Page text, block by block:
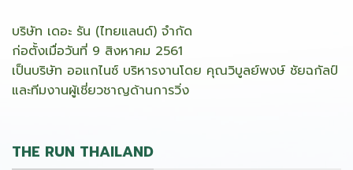
บริษัท เดอะ รัน (ไทยแลนด์) จำกัด
ก่อตั้งเมื่อวันที่ 9 สิงหาคม 2561
เป็นบริษัท ออแกไนซ์ บริหารงานโดย คุณวิบูลย์พงษ์ ชัยฉกัลป์
และทีมงานผู้เชี่ยวชาญด้านการวิ่ง
THE RUN THAILAND